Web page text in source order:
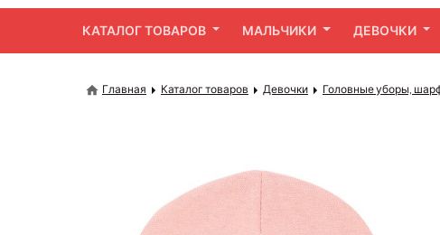
КАТАЛОГ ТОВАРОВ МАЛЬЧИКИ ДЕВОЧКИ
Главная Каталог товаров Девочки Головные уборы,